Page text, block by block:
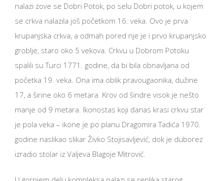
nalazi zove se Dobri Potok, po selu Dobri potok, u kojem
se crkva nalazila još početkom 16. veka. Ovo je prva
krupanjska crkva, a odmah pored nje je i prvo krupanjsko
groblje, staro oko 5 vekova. Crkvu u Dobrom Potoku
spalili su Turci 1771. godine, da bi bila obnavljana od
početka 19. veka. Ona ima oblik pravougaonika, dužine
17, a širine oko 6 metara. Krov od šindre visok je nešto
manje od 9 metara. Ikonostas koji danas krasi crkvu star
je pola veka – ikone je po planu Dragomira Tadića 1970.
godine naslikao slikar Živko Stojisavljević, dok je duborez
izradio stolar iz Valjeva Blagoje Mitrović.